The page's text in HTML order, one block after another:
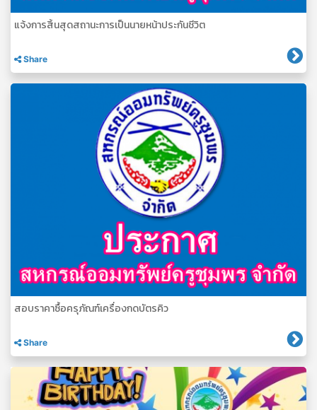
แจ้งการสิ้นสุดสถานะการเป็นนายหน้าประกันชีวิต
Share
สอบราคาซื้อครุภัณฑ์เครื่องกดบัตรคิว
Share